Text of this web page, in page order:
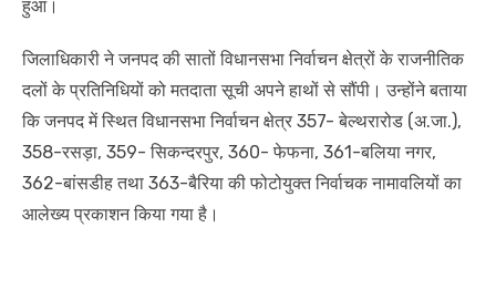
हुआ।
जिलाधिकारी ने जनपद की सातों विधानसभा निर्वाचन क्षेत्रों के राजनीतिक
दलों के प्रतिनिधियों को मतदाता सूची अपने हाथों से सौंपी। उन्होंने बताया
कि जनपद में स्थित विधानसभा निर्वाचन क्षेत्र 357- बेल्थरारोड (अ.जा.),
358-रसड़ा, 359- सिकन्दरपुर, 360- फेफना, 361-बलिया नगर,
362-बांसडीह तथा 363-बैरिया की फोटोयुक्त निर्वाचक नामावलियों का
आलेख्य प्रकाशन किया गया है।